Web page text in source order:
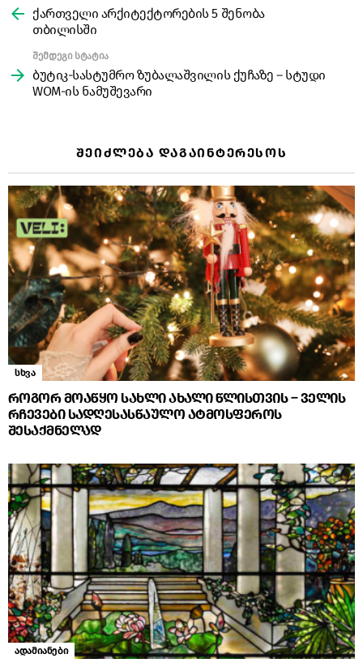
moreქართველი არქიტექტორების 5 შენობა
თბილისში
შემდეგი სტატია
ბუტიკ-სასტუმრო ზუბალაშვილის ქუჩაზე – სტუდი
WOM-ის ნამუშევარი
ᲨᲔᲘᲫᲚᲔᲑᲐ ᲓᲐᲒᲐᲘᲜᲢᲔᲠᲔᲡᲝᲡ
სხვა
როგორ მოაწყო სახლი ახალი წლისთვის – ველის
რჩევები სადღესასწაულო ატმოსფეროს
შესაქმნელად
ადამიანები